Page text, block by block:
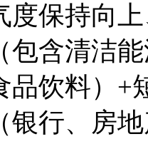
度保持向
包含清洁
品饮料）+
银行、房